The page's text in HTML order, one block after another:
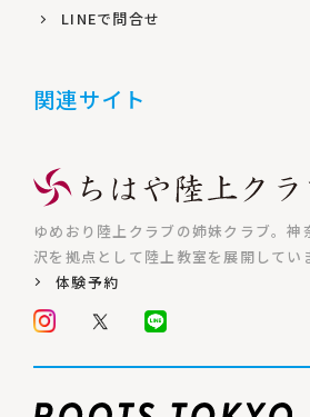
LINEで問合せ
関連サイト
ゆめおり陸上クラブの姉妹クラブ。神
沢を拠点として陸上教室を展開してい
体験予約